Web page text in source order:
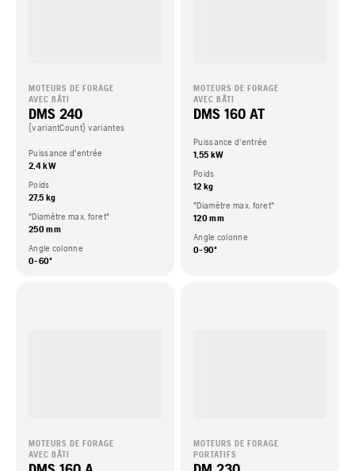
MOTEURS DE FORAGE
AVEC BÂTI
DMS 240
{variantCount} variantes
Puissance d'entrée
2,4 kW
Poids
27,5 kg
"Diamètre max. foret"
250 mm
Angle colonne
0-60º
MOTEURS DE FORAGE
AVEC BÂTI
DMS 160 AT
Puissance d'entrée
1,55 kW
Poids
12 kg
"Diamètre max. foret"
120 mm
Angle colonne
0-90º
MOTEURS DE FORAGE
AVEC BÂTI
MOTEURS DE FORAGE
PORTATIFS